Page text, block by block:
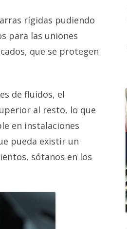
rígidas pudiendo
para las uniones
que se protegen
de fluidos, el
al resto, lo que
en instalaciones
pueda existir un
sótanos en los